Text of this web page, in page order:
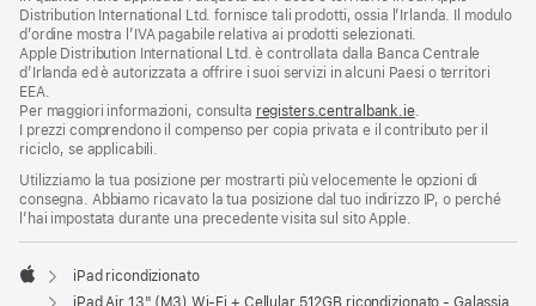
Distribution International Ltd. fornisce tali prodotti, ossia l’Irlanda. Il modulo
d’ordine mostra l’IVA pagabile relativa ai prodotti selezionati.
Apple Distribution International Ltd. è controllata dalla Banca Centrale
d’Irlanda ed è autorizzata a offrire i suoi servizi in alcuni Paesi o territori
EEA.
Per maggiori informazioni, consulta registers.centralbank.ie.
I prezzi comprendono il compenso per copia privata e il contributo per il
riciclo, se applicabili.
Utilizziamo la tua posizione per mostrarti più velocemente le opzioni di
consegna. Abbiamo ricavato la tua posizione dal tuo indirizzo IP, o perché
l’hai impostata durante una precedente visita sul sito Apple.
Apple
iPad ricondizionato
iPad Air 13" (M3) Wi‑Fi + Cellular 512GB ricondizionato - Galassia